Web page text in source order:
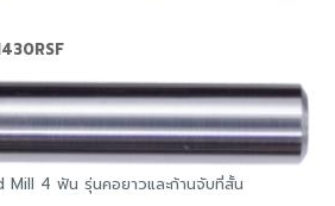
Mill 4 ฟัน รุ่นคอยาวและก้านจับที่สั้น